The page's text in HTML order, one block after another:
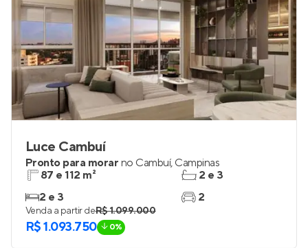
Luce Cambuí
Pronto para morar no Cambuí, Campinas
87 e 112 m²
2 e 3
2 e 3
2
Venda a partir deR$ 1.099.000
R$ 1.093.750 0%